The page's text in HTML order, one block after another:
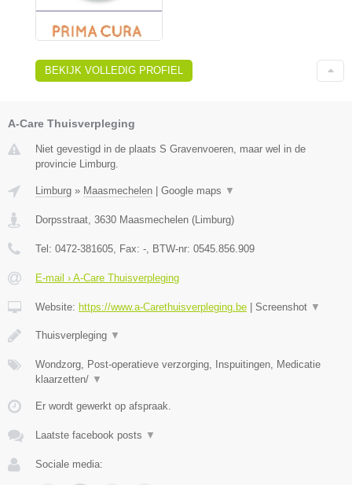
BEKIJK VOLLEDIG PROFIEL
A-Care Thuisverpleging
Niet gevestigd in de plaats S Gravenvoeren, maar wel in de
provincie Limburg.
Limburg » Maasmechelen Google maps ▼
Dorpsstraat, 3630 Maasmechelen (Limburg)
Tel: 0472-381605, Fax: -, BTW-nr: 0545.856.909
E-mail › A-Care Thuisverpleging
Website: https://www.a-Carethuisverpleging.be Screenshot ▼
Thuisverpleging ▼
Wondzorg, Post-operatieve verzorging, Inspuitingen, Medicatie
klaarzetten/ ▼
Er wordt gewerkt op afspraak.
Laatste facebook posts ▼
Sociale media: